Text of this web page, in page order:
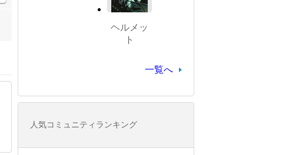
ヘルメッ
ト
一覧へ
人気コミュニティランキング